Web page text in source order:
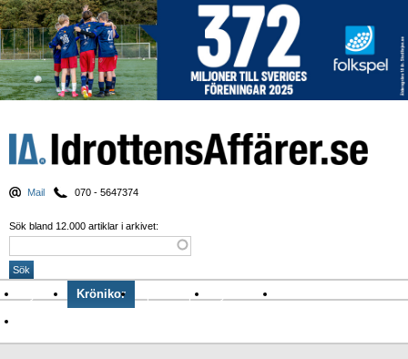
Mail 070 - 5647374
Sök bland 12.000 artiklar i arkivet:
Nyheter Krönikor Sport & spel Nyhetsbrev